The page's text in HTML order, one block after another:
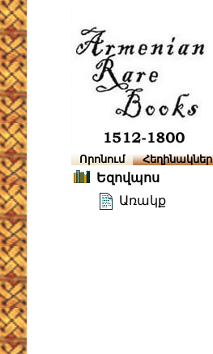
Որոնում Հեղինակներ
Եզովպոս
Առակք